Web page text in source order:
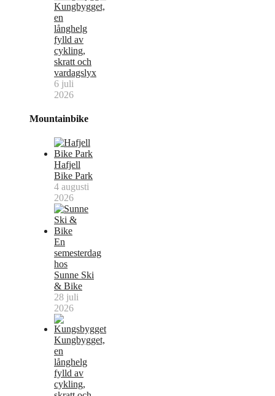
Kungbygget,
en
långhelg
fylld av
cykling,
skratt och
vardagslyx
6 juli
2026
Mountainbike
Hafjell
Bike Park
4 augusti
2026
En
semesterdag
hos
Sunne Ski
& Bike
28 juli
2026
Kungbygget,
en
långhelg
fylld av
cykling,